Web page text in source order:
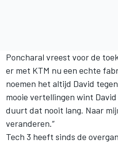
Poncharal vreest voor de
er met KTM nu een echte
noemen het altijd David
mooie vertellingen wint
duurt dat nooit lang. Naar
veranderen.”
Tech 3 heeft sinds de